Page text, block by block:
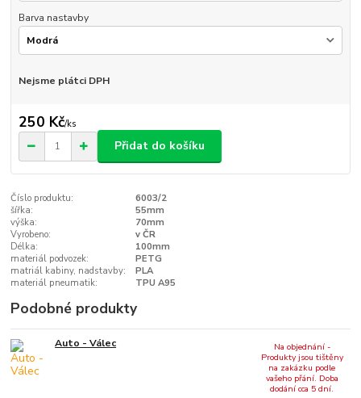
Barva nastavby
Nejsme plátci DPH
250 Kč/ks
Přidat do košíku
Číslo produktu:
6003/2
šířka:
55mm
výška:
70mm
Vyrobeno:
v ČR
Délka:
100mm
materiál podvozek:
PETG
matriál kabiny, nadstavby:
PLA
materiál pneumatik:
TPU A95
Podobné produkty
Auto - Válec
Na objednání -
Produkty jsou tištěny
na zakázku podle
vašeho přání. Doba
dodání cca 5 dní.